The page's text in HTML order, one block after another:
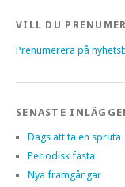
VILL DU
Prenumerera på
SENASTE
Dags att ta en
Periodisk fasta
Nya framgångar